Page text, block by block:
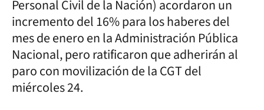
Personal Civil de la Nación) acordaron un
incremento del 16% para los haberes del
mes de enero en la Administración Pública
Nacional, pero ratificaron que adherirán al
paro con movilización de la CGT del
miércoles 24.